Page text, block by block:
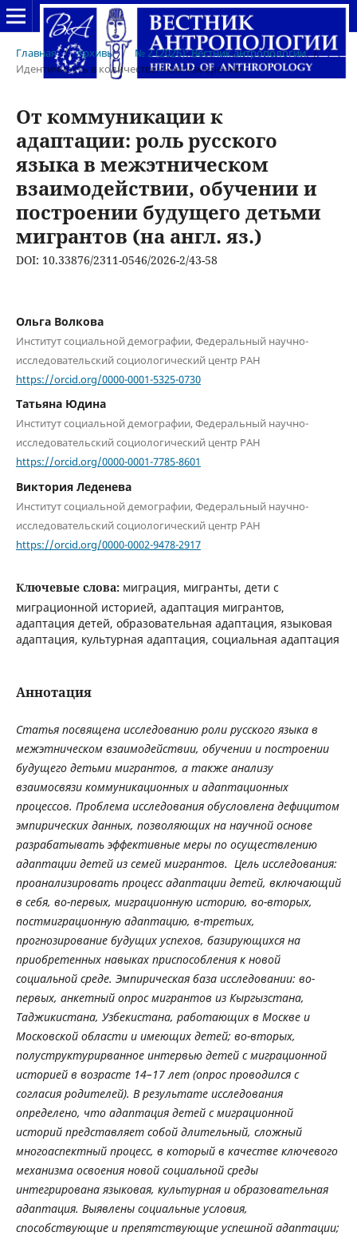
Главная / Архивы / № 2 (2026): Вестник антропологии /
Идентичность в количественном измерении
От коммуникации к
адаптации: роль русского
языка в межэтническом
взаимодействии, обучении и
построении будущего детьми
мигрантов (на англ. яз.)
DOI: 10.33876/2311-0546/2026-2/43-58
Ольга Волкова
Институт социальной демографии, Федеральный научно-
исследовательский социологический центр РАН
https://orcid.org/0000-0001-5325-0730
Татьяна Юдина
Институт социальной демографии, Федеральный научно-
исследовательский социологический центр РАН
https://orcid.org/0000-0001-7785-8601
Виктория Леденева
Институт социальной демографии, Федеральный научно-
исследовательский социологический центр РАН
https://orcid.org/0000-0002-9478-2917
Ключевые слова: миграция, мигранты, дети с
миграционной историей, адаптация мигрантов,
адаптация детей, образовательная адаптация, языковая
адаптация, культурная адаптация, социальная адаптация
Аннотация
Статья посвящена исследованию роли русского языка в
межэтническом взаимодействии, обучении и построении
будущего детьми мигрантов, а также анализу
взаимосвязи коммуникационных и адаптационных
процессов. Проблема исследования обусловлена дефицитом
эмпирических данных, позволяющих на научной основе
разрабатывать эффективные меры по осуществлению
адаптации детей из семей мигрантов. Цель исследования:
проанализировать процесс адаптации детей, включающий
в себя, во-первых, миграционную историю, во-вторых,
постмиграционную адаптацию, в-третьих,
прогнозирование будущих успехов, базирующихся на
приобретенных навыках приспособления к новой
социальной среде. Эмпирическая база исследовании: во-
первых, анкетный опрос мигрантов из Кыргызстана,
Таджикистана, Узбекистана, работающих в Москве и
Московской области и имеющих детей; во-вторых,
полуструктурирванное интервью детей с миграционной
историей в возрасте 14–17 лет (опрос проводился с
согласия родителей). В результате исследования
определено, что адаптация детей с миграционной
историй представляет собой длительный, сложный
многоаспектный процесс, в который в качестве ключевого
механизма освоения новой социальной среды
интегрирована языковая, культурная и образовательная
адаптация. Выявлены социальные условия,
способствующие и препятствующие успешной адаптации;